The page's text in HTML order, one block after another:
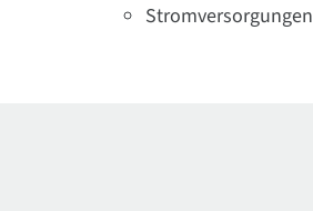
Stromversorgungen